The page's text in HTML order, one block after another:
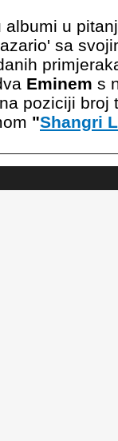
albumi u
sa
Eminem s
poziciji
"Shangri